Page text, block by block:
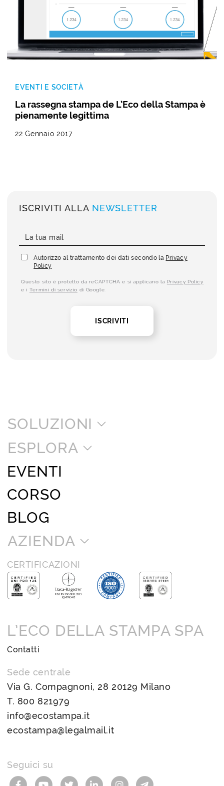
EVENTI E SOCIETÀ
La rassegna stampa de L’Eco della Stampa è
pienamente legittima
22 Gennaio 2017
ISCRIVITI ALLA NEWSLETTER
Autorizzo al trattamento dei dati secondo la Privacy
Policy
Questo sito è protetto da reCAPTCHA e si applicano la Privacy Policy
e i Termini di servizio di Google.
ISCRIVITI
SOLUZIONI
ESPLORA
EVENTI
CORSO
BLOG
AZIENDA
CERTIFICAZIONI
L’ECO DELLA STAMPA SPA
Contatti
Sede centrale
Via G. Compagnoni, 28 20129 Milano
T. 800 821979
info@ecostampa.it
ecostampa@legalmail.it
Seguici su